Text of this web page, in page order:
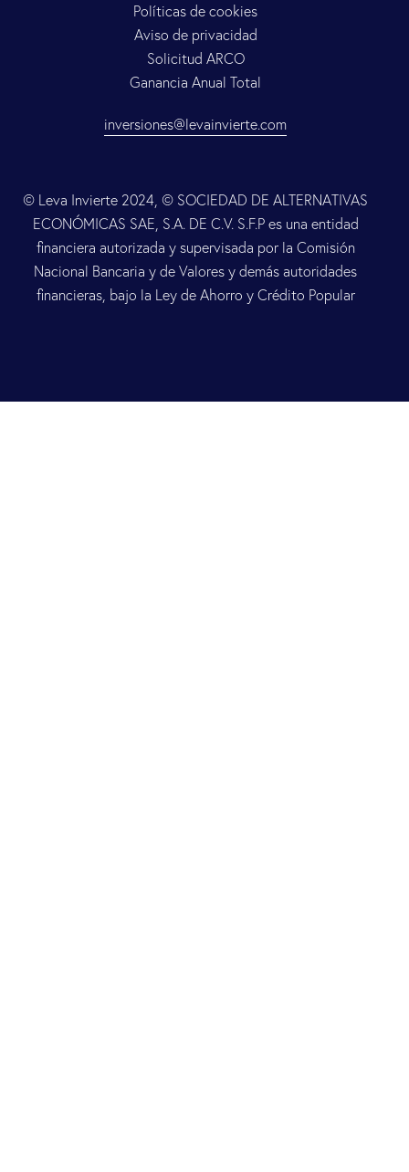
Políticas de cookies
Aviso de privacidad
Solicitud ARCO
Ganancia Anual Total
inversiones@levainvierte.com
© Leva Invierte 2024, © SOCIEDAD DE ALTERNATIVAS
ECONÓMICAS SAE, S.A. DE C.V. S.F.P es una entidad
financiera autorizada y supervisada por la Comisión
Nacional Bancaria y de Valores y demás autoridades
financieras, bajo la Ley de Ahorro y Crédito Popular